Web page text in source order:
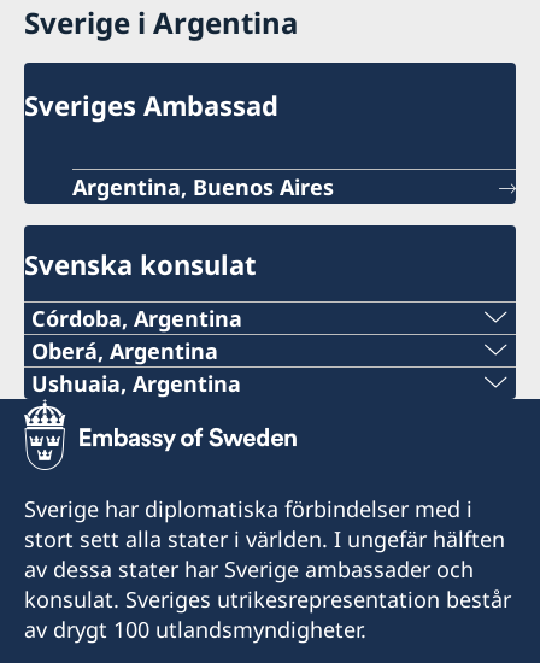
Sverige i Argentina
Sveriges Ambassad
Argentina, Buenos Aires
Svenska konsulat
Córdoba, Argentina
Det är för närvarande inte möjligt att få
konsulär service på konsulatet.
Kontakta ambassaden via e-post om du har
aires@gov.se
Oberá, Argentina
Tel:
+54 9 11 51148132
consuladodesueciaenobera@gmail.com
Adress:
La Rioja 355
Ushuaia, Argentina
Tel:
+54 2901 423240
Mobil:
+54 9 2901 646428
E-post:
Sverige har diplomatiska förbindelser med i
stort sett alla stater i världen. I ungefär hälften
av dessa stater har Sverige ambassader och
konsulat. Sveriges utrikesrepresentation består
av drygt 100 utlandsmyndigheter.